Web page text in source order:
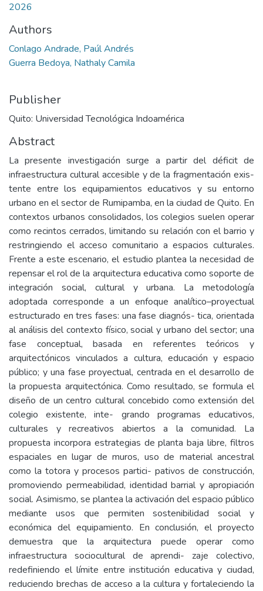
2026
Authors
Conlago Andrade, Paúl Andrés
Guerra Bedoya, Nathaly Camila
Publisher
Quito: Universidad Tecnológica Indoamérica
Abstract
La presente investigación surge a partir del déficit de
infraestructura cultural accesible y de la fragmentación exis-
tente entre los equipamientos educativos y su entorno
urbano en el sector de Rumipamba, en la ciudad de Quito. En
contextos urbanos consolidados, los colegios suelen operar
como recintos cerrados, limitando su relación con el barrio y
restringiendo el acceso comunitario a espacios culturales.
Frente a este escenario, el estudio plantea la necesidad de
repensar el rol de la arquitectura educativa como soporte de
integración social, cultural y urbana. La metodología
adoptada corresponde a un enfoque analítico–proyectual
estructurado en tres fases: una fase diagnós- tica, orientada
al análisis del contexto físico, social y urbano del sector; una
fase conceptual, basada en referentes teóricos y
arquitectónicos vinculados a cultura, educación y espacio
público; y una fase proyectual, centrada en el desarrollo de
la propuesta arquitectónica. Como resultado, se formula el
diseño de un centro cultural concebido como extensión del
colegio existente, inte- grando programas educativos,
culturales y recreativos abiertos a la comunidad. La
propuesta incorpora estrategias de planta baja libre, filtros
espaciales en lugar de muros, uso de material ancestral
como la totora y procesos partici- pativos de construcción,
promoviendo permeabilidad, identidad barrial y apropiación
social. Asimismo, se plantea la activación del espacio público
mediante usos que permiten sostenibilidad social y
económica del equipamiento. En conclusión, el proyecto
demuestra que la arquitectura puede operar como
infraestructura sociocultural de aprendi- zaje colectivo,
redefiniendo el límite entre institución educativa y ciudad,
reduciendo brechas de acceso a la cultura y fortaleciendo la